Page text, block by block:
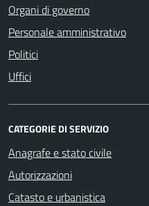
Organi di governo
Personale amministrativo
Politici
Uffici
CATEGORIE DI SERVIZIO
Anagrafe e stato civile
Autorizzazioni
Catasto e urbanistica